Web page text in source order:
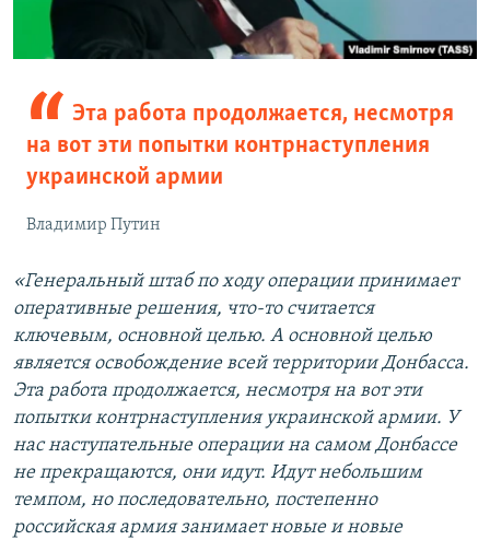
Эта работа продолжается, несмотря
на вот эти попытки контрнаступления
украинской армии
Владимир Путин
«Генеральный штаб по ходу операции принимает
оперативные решения, что-то считается
ключевым, основной целью. А основной целью
является освобождение всей территории Донбасса.
Эта работа продолжается, несмотря на вот эти
попытки контрнаступления украинской армии. У
нас наступательные операции на самом Донбассе
не прекращаются, они идут. Идут небольшим
темпом, но последовательно, постепенно
российская армия занимает новые и новые